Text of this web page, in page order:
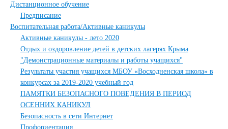
Дистанционное обучение
Предписание
Воспитательная работа/Активные каникулы
Активные каникулы - лето 2020
Отдых и оздоровление детей в детских лагерях Крыма
"Демонстрационные материалы и работы учащихся"
Результаты участия учащихся МБОУ «Восходненская школа» в
конкурсах за 2019-2020 учебный год
ПАМЯТКИ БЕЗОПАСНОГО ПОВЕДЕНИЯ В ПЕРИОД
ОСЕННИХ КАНИКУЛ
Безопасность в сети Интернет
Профориентация